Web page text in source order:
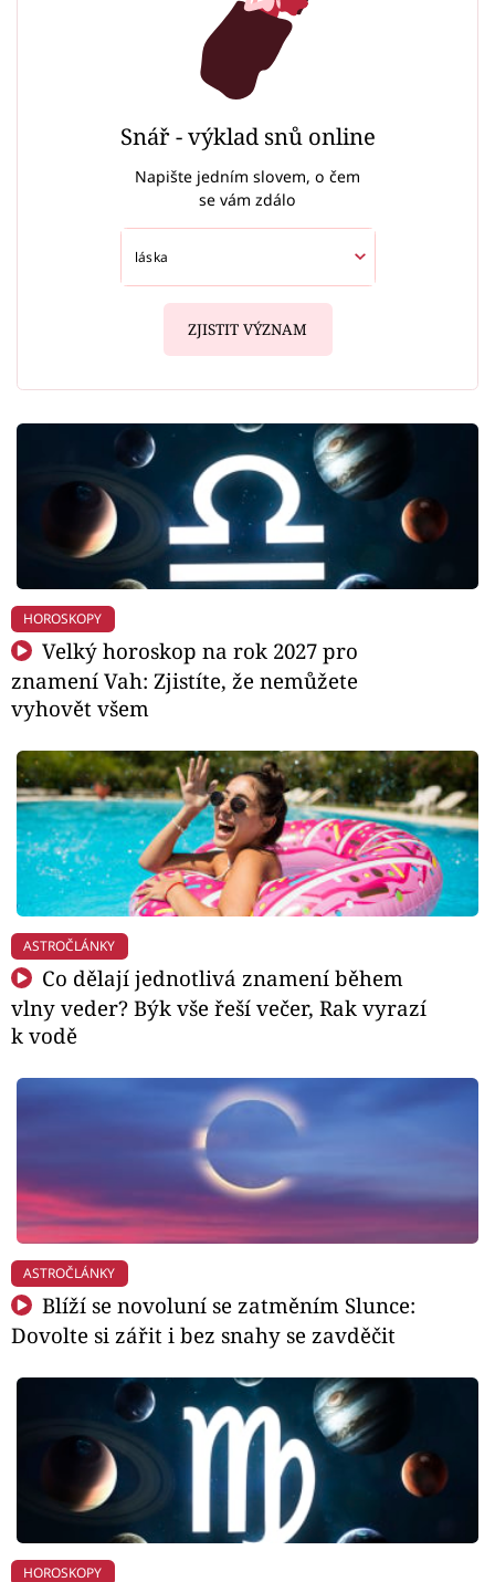
Snář - výklad snů online
Napište jedním slovem, o čem
se vám zdálo
ZJISTIT VÝZNAM
HOROSKOPY
Velký horoskop na rok 2027 pro
znamení Vah: Zjistíte, že nemůžete
vyhovět všem
ASTROČLÁNKY
Co dělají jednotlivá znamení během
vlny veder? Býk vše řeší večer, Rak vyrazí
k vodě
ASTROČLÁNKY
Blíží se novoluní se zatměním Slunce:
Dovolte si zářit i bez snahy se zavděčit
HOROSKOPY